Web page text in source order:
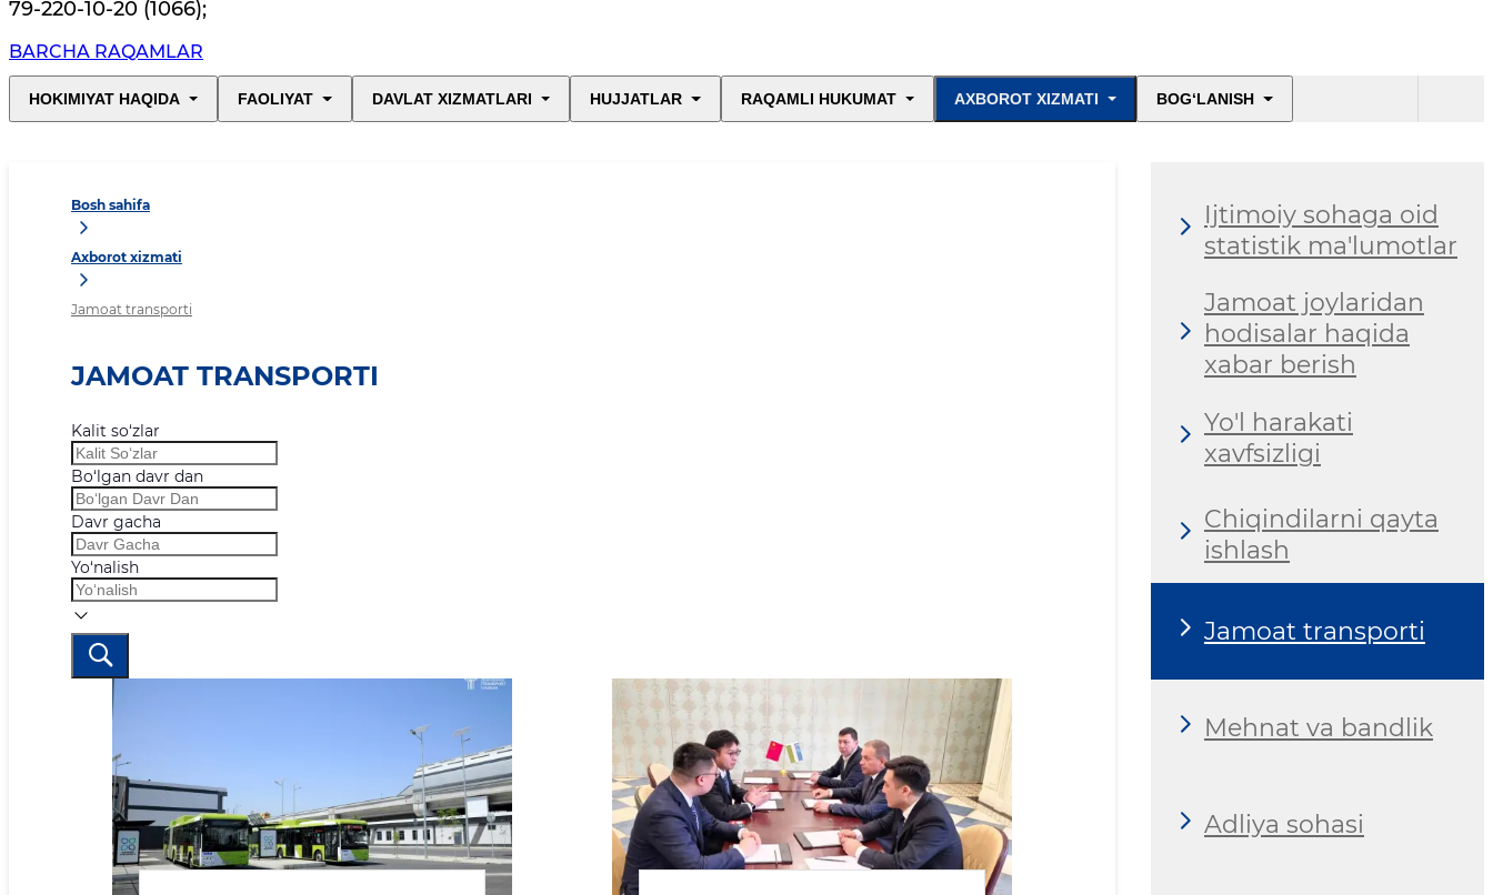
79-220-10-20 (1066);
BARCHA RAQAMLAR
HOKIMIYAT HAQIDA FAOLIYAT DAVLAT XIZMATLARI HUJJATLAR RAQAMLI HUKUMAT AXBOROT XIZMATI BOG‘LANISH
Bosh sahifa
Axborot xizmati
Jamoat transporti
JAMOAT TRANSPORTI
Kalit so‘zlar
Bo‘lgan davr dan
Davr gacha
Yo‘nalish
Ijtimoiy sohaga oid
statistik ma'lumotlar
Jamoat joylaridan
hodisalar haqida
xabar berish
Yo'l harakati
xavfsizligi
Chiqindilarni qayta
ishlash
Jamoat transporti
Mehnat va bandlik
Adliya sohasi